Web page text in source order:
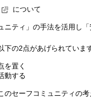
について
ティ」の手法を活用し
の2点があげられています
を置く
動する
セーフコミュニティの